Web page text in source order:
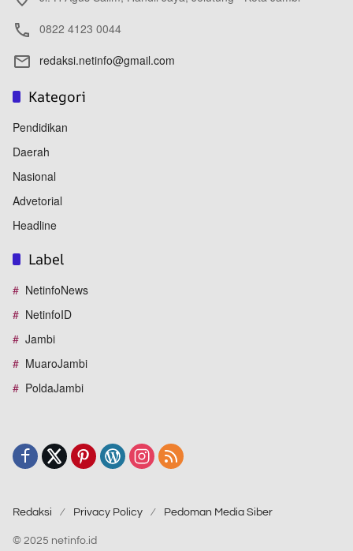
0822 4123 0044
redaksi.netinfo@gmail.com
Kategori
Pendidikan
Daerah
Nasional
Advetorial
Headline
Label
NetinfoNews
NetinfoID
Jambi
MuaroJambi
PoldaJambi
Redaksi Privacy Policy Pedoman Media Siber
© 2025 netinfo.id